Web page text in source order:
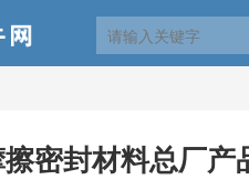
密封材料总厂产